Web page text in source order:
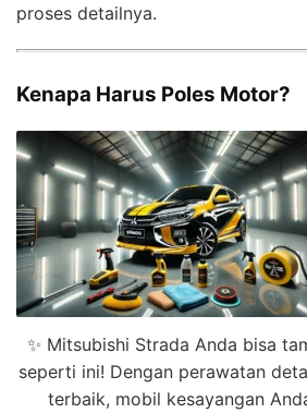
proses detailnya.
Kenapa Harus Poles Motor?
✨ Mitsubishi Strada Anda bisa
seperti ini! Dengan perawatan
terbaik, mobil kesayangan